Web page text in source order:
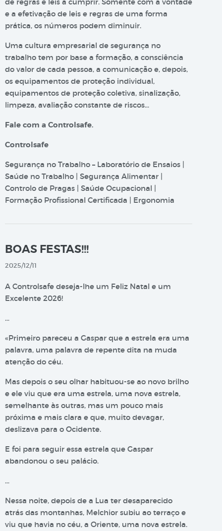
e a efetivação de leis e regras de uma forma
prática, os números podem diminuir.
Uma cultura empresarial de segurança no
trabalho tem por base a formação, a consciência
do valor de cada pessoa, a comunicação e, depois,
os equipamentos de proteção individual,
equipamentos de proteção coletiva, sinalização,
limpeza, avaliação constante de riscos…
Fale com a Controlsafe.
Controlsafe
Segurança no Trabalho – Laboratório de Ensaios |
Saúde no Trabalho | Segurança Alimentar |
Controlo de Pragas | Saúde Ocupacional |
Formação Profissional Certificada | Ergonomia
BOAS FESTAS!!!
2025/12/11
A Controlsafe deseja-lhe um Feliz Natal e um
Excelente 2026!
…
«Primeiro pareceu a Gaspar que a estrela era uma
palavra, uma palavra de repente dita na muda
atenção do céu.
Mas depois o seu olhar habituou-se ao novo brilho
e ele viu que era uma estrela, uma nova estrela,
semelhante às outras, mas um pouco mais
próxima e mais clara e que, muito devagar,
deslizava para o Ocidente.
E foi para seguir essa estrela que Gaspar
abandonou o seu palácio.
…
Nessa noite, depois de a Lua ter desaparecido
atrás das montanhas, Melchior subiu ao terraço e
viu que havia no céu, a Oriente, uma nova estrela.